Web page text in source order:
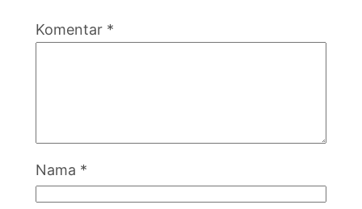
Komentar *
Nama *